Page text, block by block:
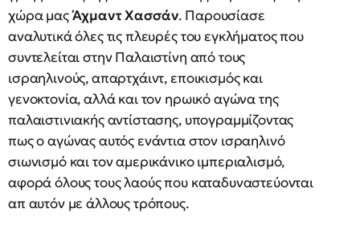
χώρα μαςΆχμαντ Χασσάν. Παρουσίασε
αναλυτικά όλες τις πλευρές του εγκλήματος που
συντελείται στην Παλαιστίνη από τους
ισραηλινούς, απαρτχάιντ, εποικισμός και
γενοκτονία, αλλά και τον ηρωικό αγώνα της
παλαιστινιακής αντίστασης, υπογραμμίζοντας
πως ο αγώνας αυτός ενάντια στον ισραηλινό
σιωνισμό και τον αμερικάνικο ιμπεριαλισμό,
αφορά όλους τους λαούς που καταδυναστεύονται
απ αυτόν με άλλους τρόπους.